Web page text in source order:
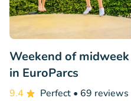
Weekend of
in EuroParcs
9.4 Perfect • 69 reviews